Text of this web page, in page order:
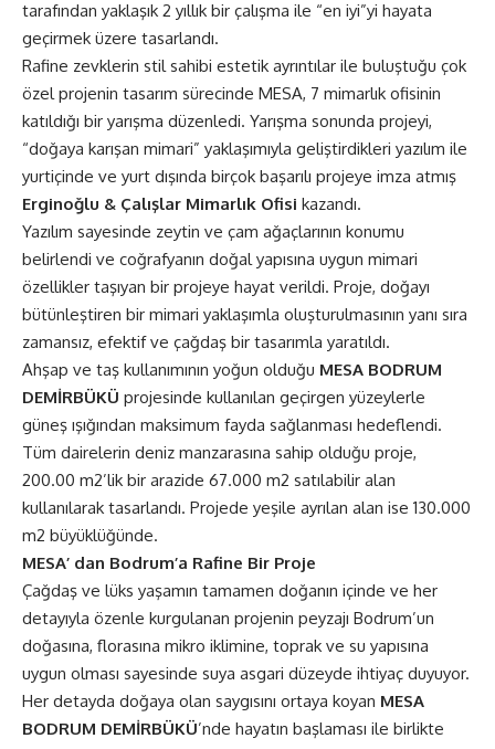
tarafından yaklaşık 2 yıllık bir çalışma ile “en iyi”yi hayata
geçirmek üzere tasarlandı.
Rafine zevklerin stil sahibi estetik ayrıntılar ile buluştuğu çok
özel projenin tasarım sürecinde MESA, 7 mimarlık ofisinin
katıldığı bir yarışma düzenledi. Yarışma sonunda projeyi,
“doğaya karışan mimari” yaklaşımıyla geliştirdikleri yazılım ile
yurtiçinde ve yurt dışında birçok başarılı projeye imza atmış
Erginoğlu & Çalışlar Mimarlık Ofisi kazandı.
Yazılım sayesinde zeytin ve çam ağaçlarının konumu
belirlendi ve coğrafyanın doğal yapısına uygun mimari
özellikler taşıyan bir projeye hayat verildi. Proje, doğayı
bütünleştiren bir mimari yaklaşımla oluşturulmasının yanı sıra
zamansız, efektif ve çağdaş bir tasarımla yaratıldı.
Ahşap ve taş kullanımının yoğun olduğu MESA BODRUM
DEMİRBÜKÜ projesinde kullanılan geçirgen yüzeylerle
güneş ışığından maksimum fayda sağlanması hedeflendi.
Tüm dairelerin deniz manzarasına sahip olduğu proje,
200.00 m2’lik bir arazide 67.000 m2 satılabilir alan
kullanılarak tasarlandı. Projede yeşile ayrılan alan ise 130.000
m2 büyüklüğünde.
MESA’ dan Bodrum’a Rafine Bir Proje
Çağdaş ve lüks yaşamın tamamen doğanın içinde ve her
detayıyla özenle kurgulanan projenin peyzajı Bodrum’un
doğasına, florasına mikro iklimine, toprak ve su yapısına
uygun olması sayesinde suya asgari düzeyde ihtiyaç duyuyor.
Her detayda doğaya olan saygısını ortaya koyan MESA
BODRUM DEMİRBÜKÜ’nde hayatın başlaması ile birlikte